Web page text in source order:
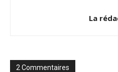
La
2 Commentaires